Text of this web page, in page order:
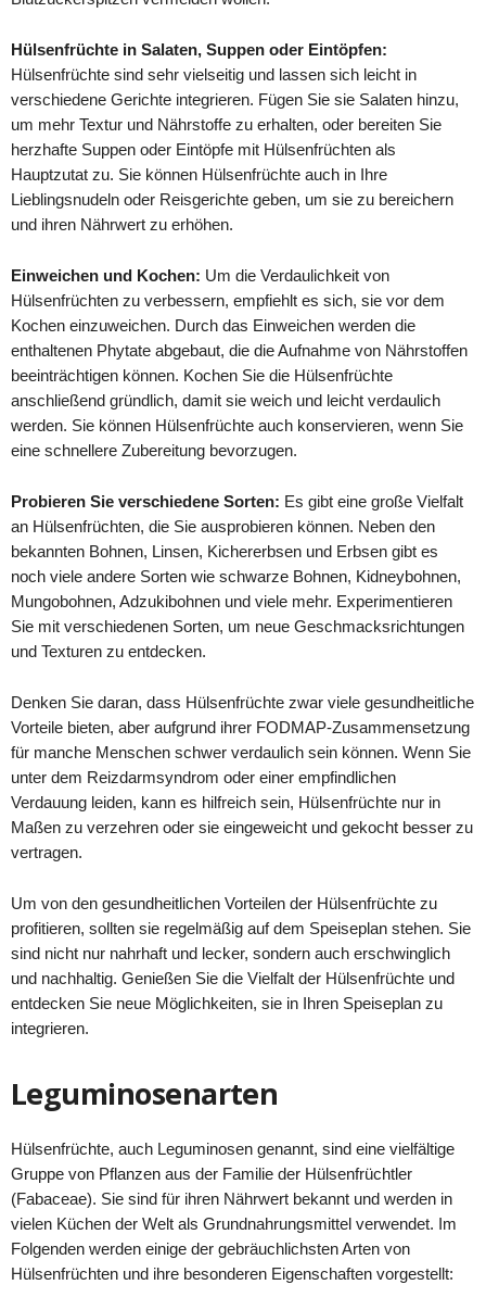
Hülsenfrüchte in Salaten, Suppen oder Eintöpfen:
Hülsenfrüchte sind sehr vielseitig und lassen sich leicht in
verschiedene Gerichte integrieren. Fügen Sie sie Salaten hinzu,
um mehr Textur und Nährstoffe zu erhalten, oder bereiten Sie
herzhafte Suppen oder Eintöpfe mit Hülsenfrüchten als
Hauptzutat zu. Sie können Hülsenfrüchte auch in Ihre
Lieblingsnudeln oder Reisgerichte geben, um sie zu bereichern
und ihren Nährwert zu erhöhen.
Einweichen und Kochen: Um die Verdaulichkeit von
Hülsenfrüchten zu verbessern, empfiehlt es sich, sie vor dem
Kochen einzuweichen. Durch das Einweichen werden die
enthaltenen Phytate abgebaut, die die Aufnahme von Nährstoffen
beeinträchtigen können. Kochen Sie die Hülsenfrüchte
anschließend gründlich, damit sie weich und leicht verdaulich
werden. Sie können Hülsenfrüchte auch konservieren, wenn Sie
eine schnellere Zubereitung bevorzugen.
Probieren Sie verschiedene Sorten: Es gibt eine große Vielfalt
an Hülsenfrüchten, die Sie ausprobieren können. Neben den
bekannten Bohnen, Linsen, Kichererbsen und Erbsen gibt es
noch viele andere Sorten wie schwarze Bohnen, Kidneybohnen,
Mungobohnen, Adzukibohnen und viele mehr. Experimentieren
Sie mit verschiedenen Sorten, um neue Geschmacksrichtungen
und Texturen zu entdecken.
Denken Sie daran, dass Hülsenfrüchte zwar viele gesundheitliche
Vorteile bieten, aber aufgrund ihrer FODMAP-Zusammensetzung
für manche Menschen schwer verdaulich sein können. Wenn Sie
unter dem Reizdarmsyndrom oder einer empfindlichen
Verdauung leiden, kann es hilfreich sein, Hülsenfrüchte nur in
Maßen zu verzehren oder sie eingeweicht und gekocht besser zu
vertragen.
Um von den gesundheitlichen Vorteilen der Hülsenfrüchte zu
profitieren, sollten sie regelmäßig auf dem Speiseplan stehen. Sie
sind nicht nur nahrhaft und lecker, sondern auch erschwinglich
und nachhaltig. Genießen Sie die Vielfalt der Hülsenfrüchte und
entdecken Sie neue Möglichkeiten, sie in Ihren Speiseplan zu
integrieren.
Leguminosenarten
Hülsenfrüchte, auch Leguminosen genannt, sind eine vielfältige
Gruppe von Pflanzen aus der Familie der Hülsenfrüchtler
(Fabaceae). Sie sind für ihren Nährwert bekannt und werden in
vielen Küchen der Welt als Grundnahrungsmittel verwendet. Im
Folgenden werden einige der gebräuchlichsten Arten von
Hülsenfrüchten und ihre besonderen Eigenschaften vorgestellt: